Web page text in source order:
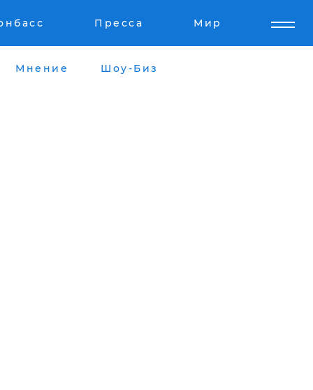
Пресса Мир
Мнение Шоу-Биз